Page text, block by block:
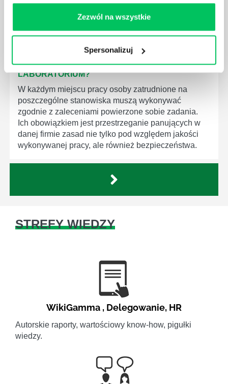
Zezwól na wszystkie
Spersonalizuj
CZYM ZAJMUJE SIĘ AUDYTOR WEWNĘTRZNY
LABORATORIUM?
W każdym miejscu pracy osoby zatrudnione na
poszczególne stanowiska muszą wykonywać
zgodnie z zaleceniami powierzone sobie zadania.
Ich obowiązkiem jest przestrzeganie panujących w
danej firmie zasad nie tylko pod względem jakości
wykonywanej pracy, ale również bezpieczeństwa.
STREFY WIEDZY
WikiGamma , Delegowanie, HR
Autorskie raporty, wartościowy know-how, pigułki
wiedzy.